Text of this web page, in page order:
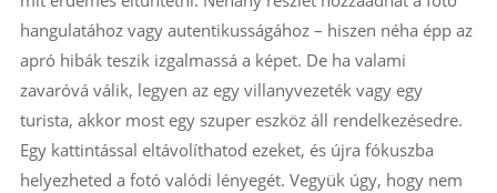
hangulatához vagy autentikusságához – hiszen néha épp az
apró hibák teszik izgalmassá a képet. De ha valami
zavaróvá válik, legyen az egy villanyvezeték vagy egy
turista, akkor most egy szuper eszköz áll rendelkezésedre.
Egy kattintással eltávolíthatod ezeket, és újra fókuszba
helyezheted a fotó valódi lényegét. Vegyük úgy, hogy nem